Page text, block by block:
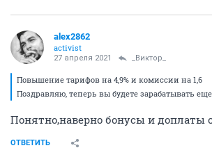
alex2862
activist
27 апреля 2021 _Виктор_
Повышение тарифов на 4,9% и комиссии на 1,6
Поздравляю, теперь вы будете зарабатывать
Понятно,наверно бонусы и доплаты
ОТВЕТИТЬ